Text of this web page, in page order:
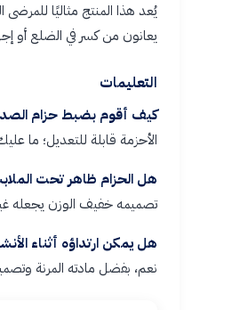
يُعد هذا المنتج مثاليًا
يعانون من كسر في الضلع أو
التعليمات
كيف أقوم بضبط حزام
الأحزمة قابلة للتعديل؛
هل الحزام ظاهر تحت
تصميمه خفيف الوزن يجعله
هل يمكن ارتداؤه أثناء
نعم، بفضل مادته المرنة